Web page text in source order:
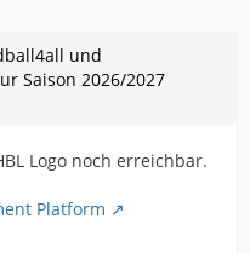
und
Saison 2026/2027
Logo noch erreichbar.
Platform